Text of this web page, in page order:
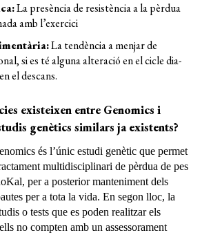
La presència de resistència a la pèrdua
amb l’exercici
La tendència a menjar de
si es té alguna alteració en el cicle dia-
el descans.
existeixen entre Genomics i
genètics similars ja existents?
és l’únic estudi genètic que permet
multidisciplinari de pèrdua de pes
per a posterior manteniment dels
per a tota la vida. En segon lloc, la
o tests que es poden realitzar els
no compten amb un assessorament